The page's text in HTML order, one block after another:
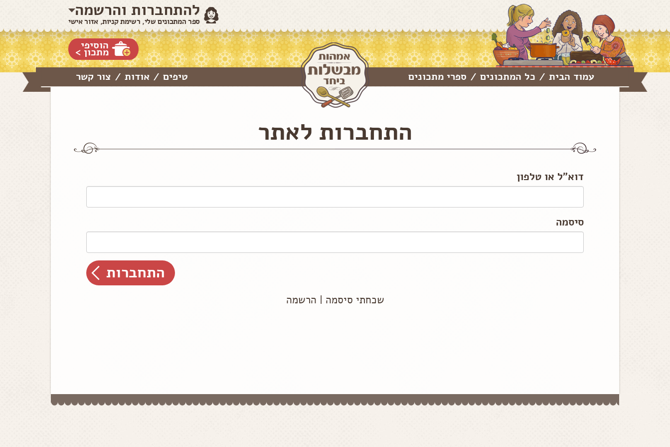
להתחברות והרשמה
ספר המתכונים שלי, רשימת קניות, אזור אישי
הוסיפי
מתכון >
עמוד הבית / כל המתכונים / ספרי מתכונים טיפים / אודות / צור קשר
התחברות לאתר
דוא"ל או טלפון
סיסמה
שכחתי סיסמה | הרשמה